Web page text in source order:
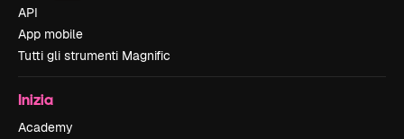
API
App mobile
Tutti gli strumenti Magnific
Inizia
Academy